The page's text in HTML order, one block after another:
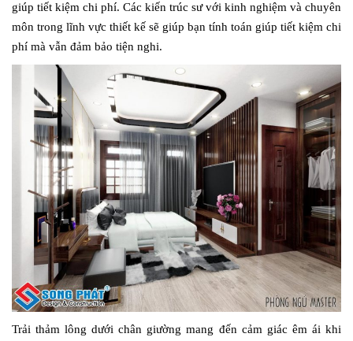
giúp tiết kiệm chi phí. Các kiến trúc sư với kinh nghiệm và chuyên
môn trong lĩnh vực thiết kế sẽ giúp bạn tính toán giúp tiết kiệm chi
phí mà vẫn đảm bảo tiện nghi.
Trải thảm lông dưới chân giường mang đến cảm giác êm ái khi